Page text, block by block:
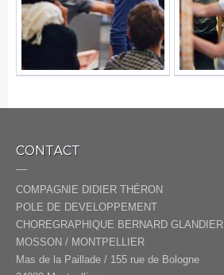
CONTACT
COMPAGNIE DIDIER THÉRON
POLE DE DEVELOPPEMENT
CHOREGRAPHIQUE BERNARD GLANDIER
MOSSON / MONTPELLIER
Mas de la Paillade / 155 rue de Bologne